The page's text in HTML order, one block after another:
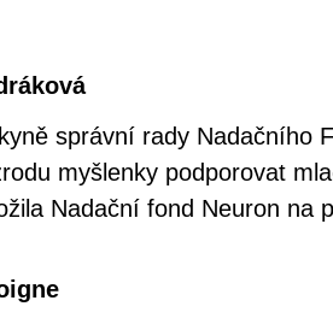
správní rady Nadačního
myšlenky podporovat
Nadační fond Neuron na